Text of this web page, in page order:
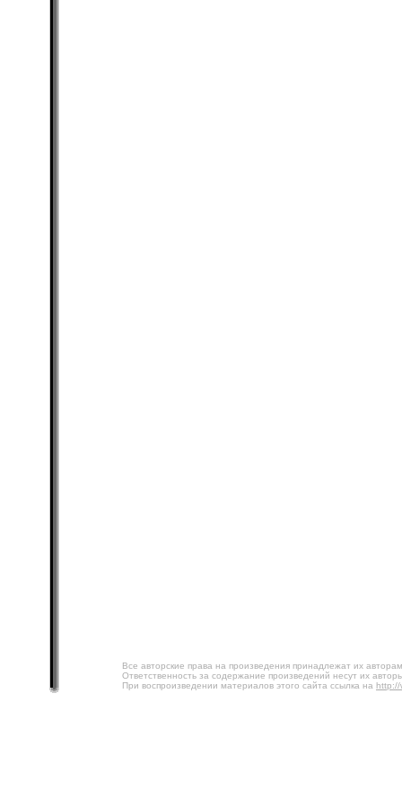
Все авторские права на произведения принадлежат их
Ответственность за содержание произведений несут их
При воспроизведении материалов этого сайта ссылка на http://